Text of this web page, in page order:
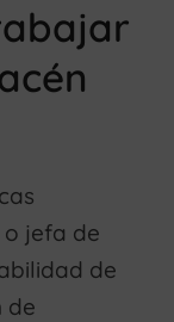
jefa de
de
de